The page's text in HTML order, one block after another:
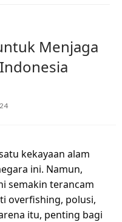
Menjaga
kekayaan alam
ini. Namun,
semakin terancam
overfishing, polusi,
itu, penting bagi